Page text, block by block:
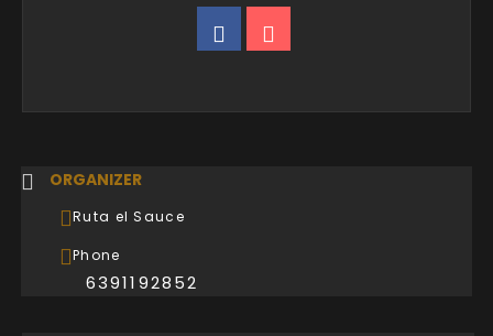
ORGANIZER
Ruta el Sauce
Phone
6391192852